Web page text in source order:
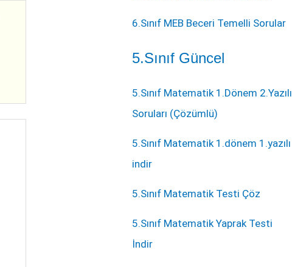
6.Sınıf MEB Beceri Temelli Sorular
5.Sınıf Güncel
5.Sınıf Matematik 1.Dönem 2.Yazılı
Soruları (Çözümlü)
5.Sınıf Matematik 1.dönem 1.yazılı
indir
5.Sınıf Matematik Testi Çöz
5.Sınıf Matematik Yaprak Testi
İndir